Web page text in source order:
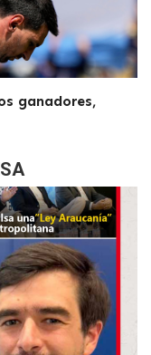
ganadores,